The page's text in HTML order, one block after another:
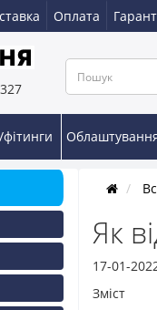
Оплата
Як
17-01-
Зміст